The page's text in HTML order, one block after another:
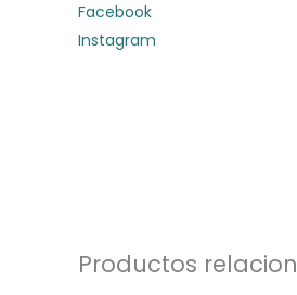
Facebook
Instagram
Productos